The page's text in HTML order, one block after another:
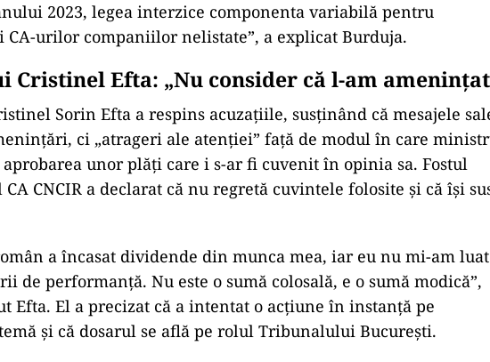
2023, legea interzice componenta variabilă pentru
CA-urilor companiilor nelistate”, a explicat Burduja.
Cristinel Efta: „Nu consider că l-am
Sorin Efta a respins acuzațiile, susținând că mesajele
ci „atrageri ale atenției” față de modul în care
unor plăți care i s-ar fi cuvenit în opinia sa. Fostul
CNCIR a declarat că nu regretă cuvintele folosite și că își
a încasat dividende din munca mea, iar eu nu mi-am luat
de performanță. Nu este o sumă colosală, e o sumă modică”,
Efta. El a precizat că a intentat o acțiune în instanță pe
și că dosarul se află pe rolul Tribunalului București.